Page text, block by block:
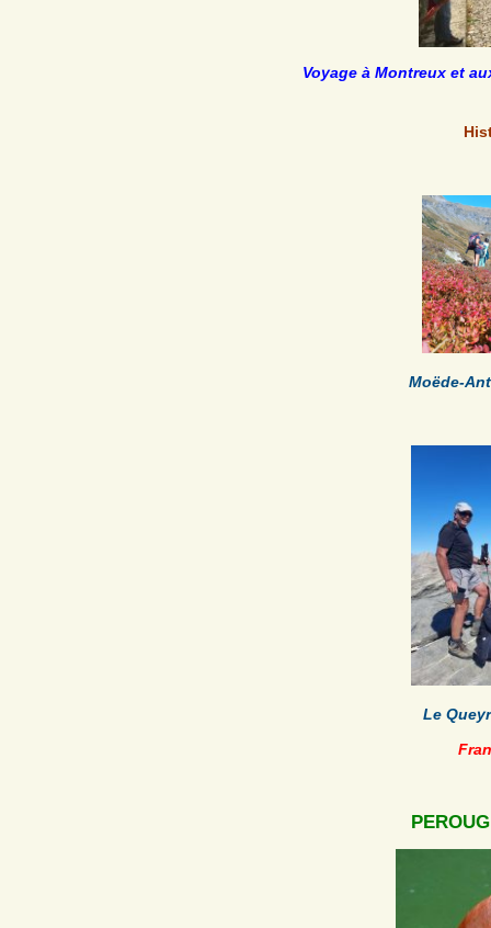
Voyage à Montreux et
Moëde-
Le